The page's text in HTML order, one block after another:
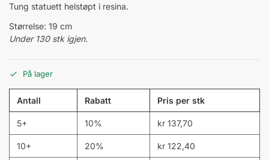
Tung statuett helstøpt i resina.
Størrelse: 19 cm
Under 130 stk igjen.
På lager
Antall Rabatt Pris per stk
5+ 10% kr 137,70
10+ 20% kr 122,40